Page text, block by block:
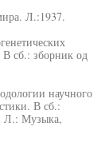
Л.:1937.
В сб.: зборник од
научного
В сб.:
Л.: Музыка,